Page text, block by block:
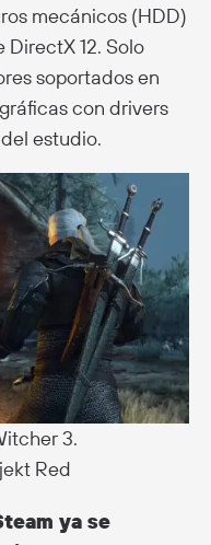
mecánicos (HDD)
12. Solo
soportados en
con drivers
estudio.
3.
Red
ya se